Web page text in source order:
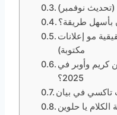
بأسهل طريقة؟
مو إعلانات
مكتوبة)
وأوبر في
2025؟
تاكسي في بيان
الكلام يا حلوين